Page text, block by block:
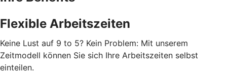
Flexible Arbeitszeiten
Keine Lust auf 9 to 5? Kein Problem: Mit unserem
Zeitmodell können Sie sich Ihre Arbeitszeiten selbst
einteilen.